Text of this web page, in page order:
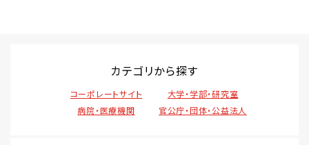
カテゴリから探す
コーポレートサイト
大学・学部・研究室
病院・医療機関
官公庁・団体・公益法人